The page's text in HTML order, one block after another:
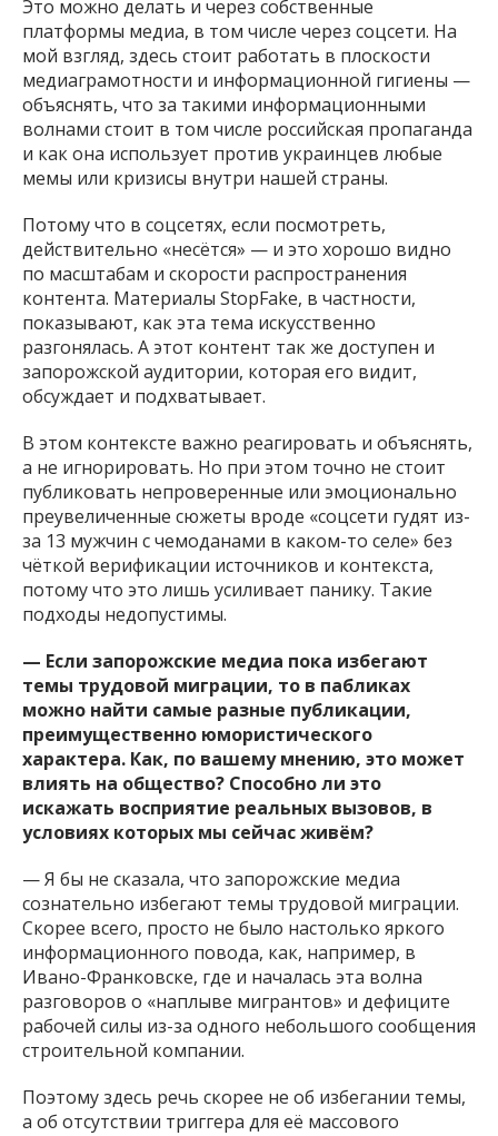
Это можно делать и через собственные
платформы медиа, в том числе через соцсети. На
мой взгляд, здесь стоит работать в плоскости
медиаграмотности и информационной гигиены —
объяснять, что за такими информационными
волнами стоит в том числе российская пропаганда
и как она использует против украинцев любые
мемы или кризисы внутри нашей страны.
Потому что в соцсетях, если посмотреть,
действительно «несётся» — и это хорошо видно
по масштабам и скорости распространения
контента. Материалы StopFake, в частности,
показывают, как эта тема искусственно
разгонялась. А этот контент так же доступен и
запорожской аудитории, которая его видит,
обсуждает и подхватывает.
В этом контексте важно реагировать и объяснять,
а не игнорировать. Но при этом точно не стоит
публиковать непроверенные или эмоционально
преувеличенные сюжеты вроде «соцсети гудят из-
за 13 мужчин с чемоданами в каком-то селе» без
чёткой верификации источников и контекста,
потому что это лишь усиливает панику. Такие
подходы недопустимы.
— Если запорожские медиа пока избегают
темы трудовой миграции, то в пабликах
можно найти самые разные публикации,
преимущественно юмористического
характера. Как, по вашему мнению, это может
влиять на общество? Способно ли это
искажать восприятие реальных вызовов, в
условиях которых мы сейчас живём?
— Я бы не сказала, что запорожские медиа
сознательно избегают темы трудовой миграции.
Скорее всего, просто не было настолько яркого
информационного повода, как, например, в
Ивано-Франковске, где и началась эта волна
разговоров о «наплыве мигрантов» и дефиците
рабочей силы из-за одного небольшого сообщения
строительной компании.
Поэтому здесь речь скорее не об избегании темы,
а об отсутствии триггера для её массового